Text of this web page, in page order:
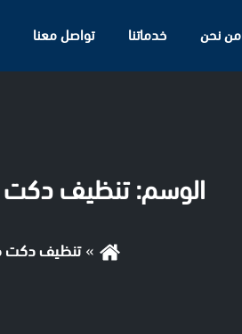
من نحن خدماتنا تواصل معنا
الوسم:تنظيف دكت
تنظيف دكت